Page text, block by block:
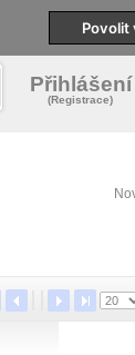
Technická podpora
Přihlášení
(Registrace)
Povolit